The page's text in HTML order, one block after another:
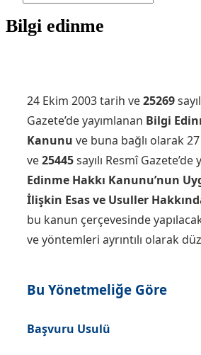
Bilgi edinme
24 Ekim 2003 tarih ve25269
Gazete’de yayımlanan Bilgi
Kanunu ve buna bağlı olarak
ve25445sayılı Resmî Gazete’de
Edinme Hakkı Kanunu’nun
İlişkin Esas ve Usuller
bu kanun çerçevesinde
ve yöntemleri ayrıntılı olarak
Bu Yönetmeliğe Göre
Başvuru Usulü